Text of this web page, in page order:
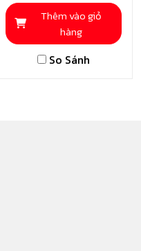
Thêm vào giỏ
hàng
So Sánh